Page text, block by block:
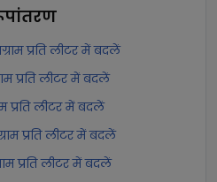
प्रति लीटर में बदलें
प्रति लीटर में बदलें
प्रति लीटर में बदलें
प्रति लीटर में बदलें
प्रति लीटर में बदलें